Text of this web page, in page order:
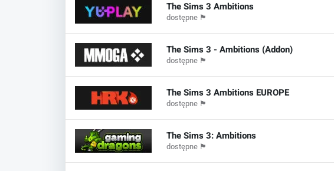
The Sims 3 Ambitions
dostępne 🏴
The Sims 3 - Ambitions (Addon)
dostępne 🏴
The Sims 3 Ambitions EUROPE
dostępne 🏴
The Sims 3: Ambitions
dostępne 🏴